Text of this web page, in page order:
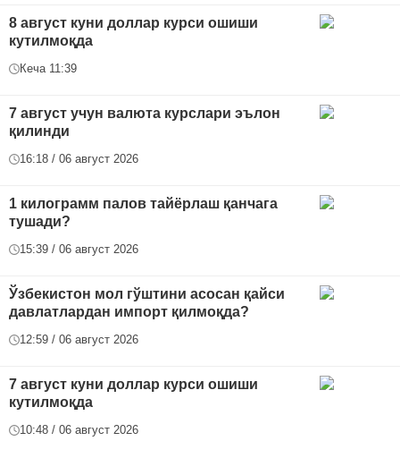
8 август куни доллар курси ошиши
кутилмоқда
Кеча 11:39
7 август учун валюта курслари эълон
қилинди
16:18 / 06 август 2026
1 килограмм палов тайёрлаш қанчага
тушади?
15:39 / 06 август 2026
Ўзбекистон мол гўштини асосан қайси
давлатлардан импорт қилмоқда?
12:59 / 06 август 2026
7 август куни доллар курси ошиши
кутилмоқда
10:48 / 06 август 2026